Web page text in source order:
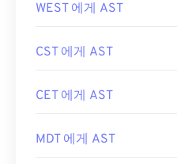
WEST 에게 AST
CST 에게 AST
CET 에게 AST
MDT 에게 AST